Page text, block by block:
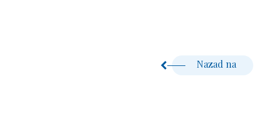
Nazad na